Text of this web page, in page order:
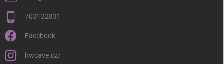
703132831
Facebook
hwcave.cz/